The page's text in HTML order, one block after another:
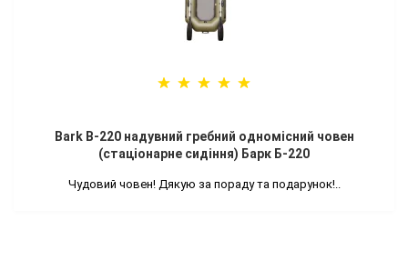
Bark B-220 надувний гребний одномісний човен
(стаціонарне сидіння) Барк Б-220
Чудовий човен! Дякую за пораду та подарунок!..